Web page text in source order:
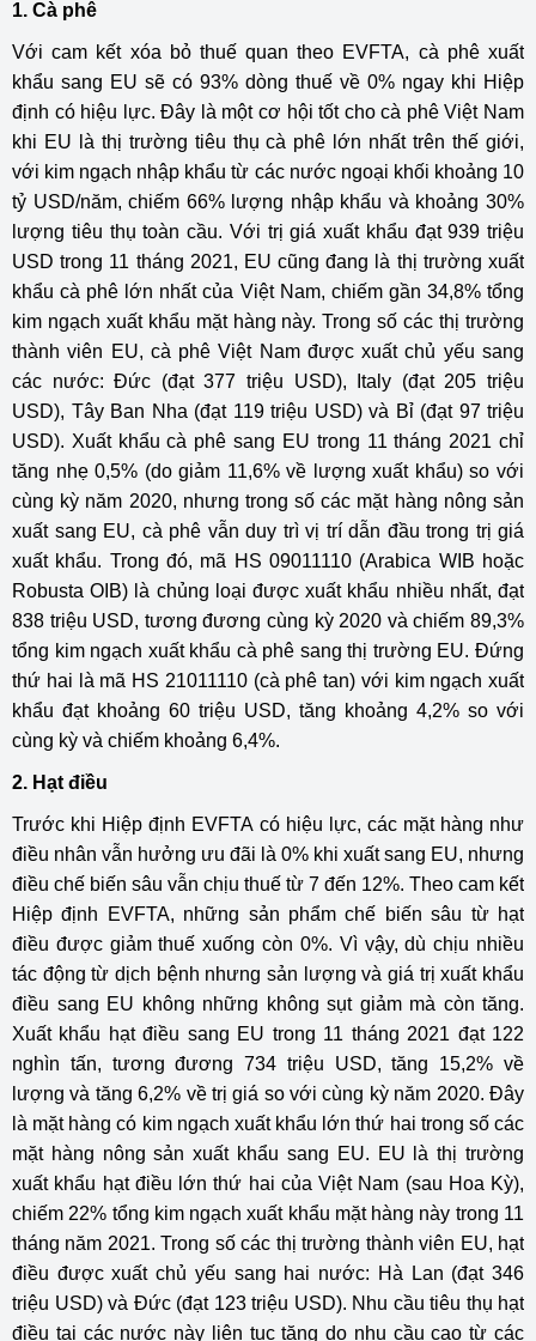
1. Cà phê
Với cam kết xóa bỏ thuế quan theo EVFTA, cà phê xuất
khẩu sang EU sẽ có 93% dòng thuế về 0% ngay khi Hiệp
định có hiệu lực. Đây là một cơ hội tốt cho cà phê Việt Nam
khi EU là thị trường tiêu thụ cà phê lớn nhất trên thế giới,
với kim ngạch nhập khẩu từ các nước ngoại khối khoảng 10
tỷ USD/năm, chiếm 66% lượng nhập khẩu và khoảng 30%
lượng tiêu thụ toàn cầu. Với trị giá xuất khẩu đạt 939 triệu
USD trong 11 tháng 2021, EU cũng đang là thị trường xuất
khẩu cà phê lớn nhất của Việt Nam, chiếm gần 34,8% tổng
kim ngạch xuất khẩu mặt hàng này. Trong số các thị trường
thành viên EU, cà phê Việt Nam được xuất chủ yếu sang
các nước: Đức (đạt 377 triệu USD), Italy (đạt 205 triệu
USD), Tây Ban Nha (đạt 119 triệu USD) và Bỉ (đạt 97 triệu
USD). Xuất khẩu cà phê sang EU trong 11 tháng 2021 chỉ
tăng nhẹ 0,5% (do giảm 11,6% về lượng xuất khẩu) so với
cùng kỳ năm 2020, nhưng trong số các mặt hàng nông sản
xuất sang EU, cà phê vẫn duy trì vị trí dẫn đầu trong trị giá
xuất khẩu. Trong đó, mã HS 09011110 (Arabica WIB hoặc
Robusta OIB) là chủng loại được xuất khẩu nhiều nhất, đạt
838 triệu USD, tương đương cùng kỳ 2020 và chiếm 89,3%
tổng kim ngạch xuất khẩu cà phê sang thị trường EU. Đứng
thứ hai là mã HS 21011110 (cà phê tan) với kim ngạch xuất
khẩu đạt khoảng 60 triệu USD, tăng khoảng 4,2% so với
cùng kỳ và chiếm khoảng 6,4%.
2. Hạt điều
Trước khi Hiệp định EVFTA có hiệu lực, các mặt hàng như
điều nhân vẫn hưởng ưu đãi là 0% khi xuất sang EU, nhưng
điều chế biến sâu vẫn chịu thuế từ 7 đến 12%. Theo cam kết
Hiệp định EVFTA, những sản phẩm chế biến sâu từ hạt
điều được giảm thuế xuống còn 0%. Vì vậy, dù chịu nhiều
tác động từ dịch bệnh nhưng sản lượng và giá trị xuất khẩu
điều sang EU không những không sụt giảm mà còn tăng.
Xuất khẩu hạt điều sang EU trong 11 tháng 2021 đạt 122
nghìn tấn, tương đương 734 triệu USD, tăng 15,2% về
lượng và tăng 6,2% về trị giá so với cùng kỳ năm 2020. Đây
là mặt hàng có kim ngạch xuất khẩu lớn thứ hai trong số các
mặt hàng nông sản xuất khẩu sang EU. EU là thị trường
xuất khẩu hạt điều lớn thứ hai của Việt Nam (sau Hoa Kỳ),
chiếm 22% tổng kim ngạch xuất khẩu mặt hàng này trong 11
tháng năm 2021. Trong số các thị trường thành viên EU, hạt
điều được xuất chủ yếu sang hai nước: Hà Lan (đạt 346
triệu USD) và Đức (đạt 123 triệu USD). Nhu cầu tiêu thụ hạt
điều tại các nước này liên tục tăng do nhu cầu cao từ các